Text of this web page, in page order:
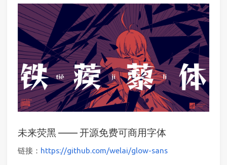
未来荧黑 —— 开源免费可商用字体
链接： https://github.com/welai/glow-sans